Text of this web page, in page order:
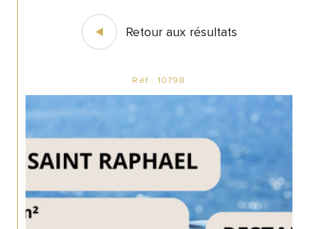
Retour aux résultats
Réf : 10798